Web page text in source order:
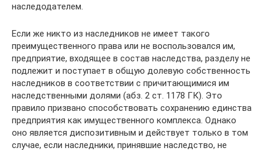
наследодателем.
Если же никто из наследников не имеет такого
преимущественного права или не воспользовался им,
предприятие, входящее в состав наследства, разделу не
подлежит и поступает в общую долевую собственность
наследников в соответствии с причитающимися им
наследственными долями (абз. 2 ст. 1178 ГК). Это
правило призвано способствовать сохранению единства
предприятия как имущественного комплекса. Однако
оно является диспозитивным и действует только в том
случае, если наследники, принявшие наследство, не